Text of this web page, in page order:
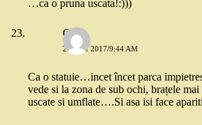
…ca o pruna uscata!:)))
Oana
26 MAI 2017/9:44 AM
Ca o statuie…incet încet parca
vede si la zona de sub ochi, brațele
uscate si umflate….Si asa isi face